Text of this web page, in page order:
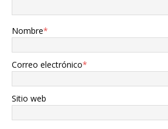
Nombre*
Correo electrónico*
Sitio web